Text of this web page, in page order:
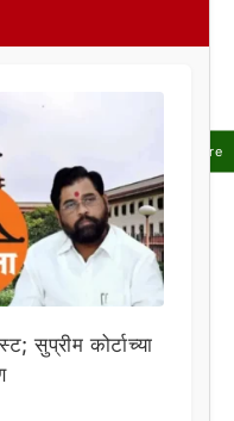
Share
सुप्रीम कोर्टाच्या